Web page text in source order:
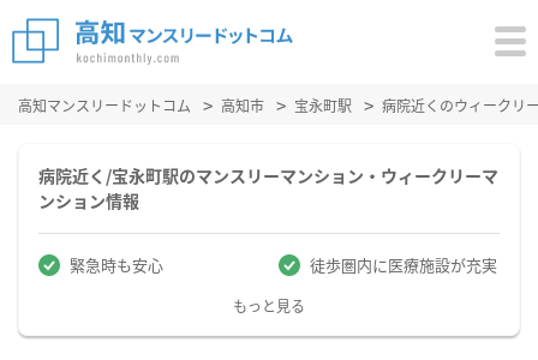
高知マンスリードットコム 高知市 宝永町駅 病院近くのウィークリ
病院近く/宝永町駅のマンスリーマンション・ウィークリーマ
ンション情報
緊急時も安心 徒歩圏内に医療施設が充実
もっと見る